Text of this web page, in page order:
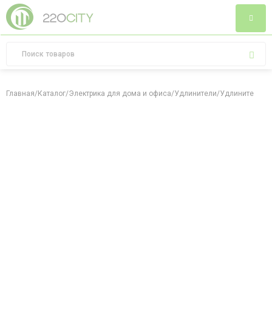
Главная/Каталог/Электрика для дома и офиса/Удлинители/Удлинитель